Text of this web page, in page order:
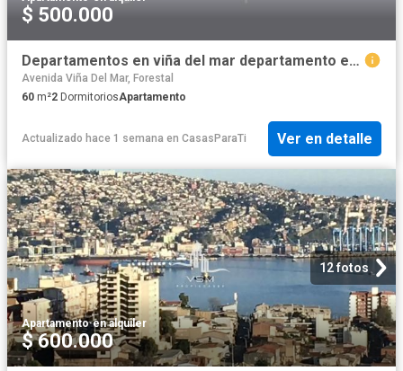
$ 500.000
Departamentos en viña del mar departamento en arriendo de 2 dorm. en viña del mar
Avenida Viña Del Mar, Forestal
60 m²2 DormitoriosApartamento
Actualizado hace 1 semana en CasasParaTi Ver en detalle
12 fotos
Apartamento·en alquiler
$ 600.000